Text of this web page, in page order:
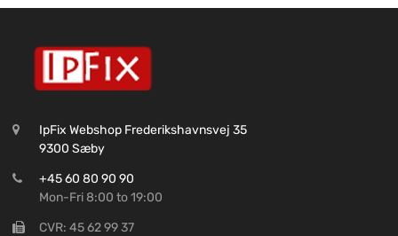
IpFix Webshop Frederikshavnsvej 35
9300 Sæby
+45 60 80 90 90
Mon-Fri 8:00 to 19:00
CVR: 45 62 99 37